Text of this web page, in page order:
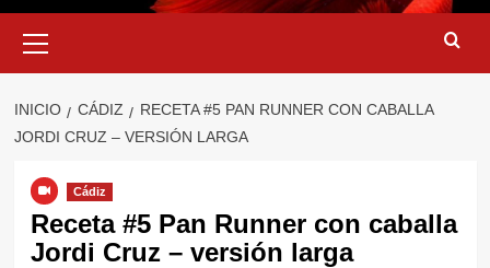
primario
INICIO CÁDIZ
RECETA #5 PAN RUNNER CON CABALLA
JORDI CRUZ – VERSIÓN LARGA
Cádiz
Receta #5 Pan Runner con caballa
Jordi Cruz – versión larga